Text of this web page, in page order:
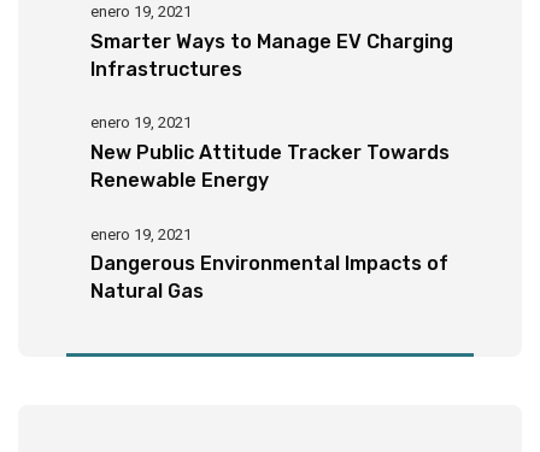
enero 19, 2021
Smarter Ways to Manage EV Charging
Infrastructures
enero 19, 2021
New Public Attitude Tracker Towards
Renewable Energy
enero 19, 2021
Dangerous Environmental Impacts of
Natural Gas